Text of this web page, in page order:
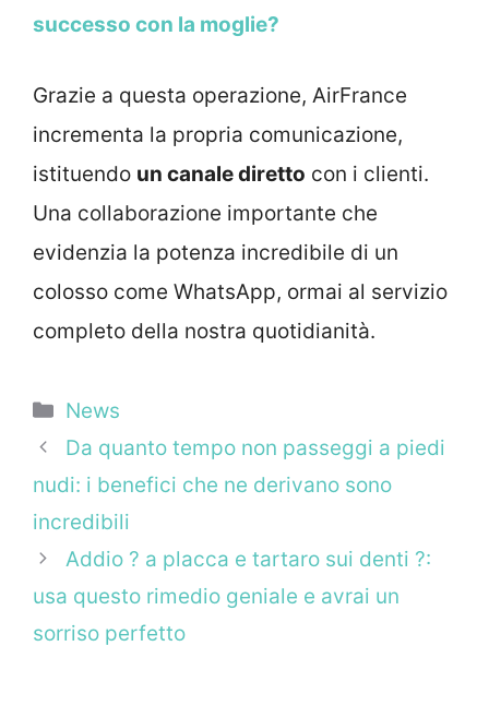
successo con la moglie?
Grazie a questa operazione, AirFrance
incrementa la propria comunicazione,
istituendo un canale diretto con i clienti.
Una collaborazione importante che
evidenzia la potenza incredibile di un
colosso come WhatsApp, ormai al servizio
completo della nostra quotidianità.
Categorie
News
Da quanto tempo non passeggi a piedi
nudi: i benefici che ne derivano sono
incredibili
Addio ? a placca e tartaro sui denti ?:
usa questo rimedio geniale e avrai un
sorriso perfetto